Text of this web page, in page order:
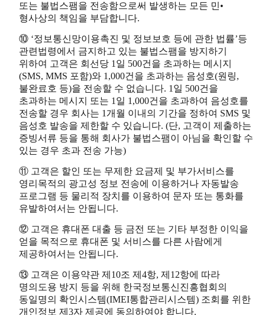
또는 불법스팸을 전송함으로써 발생하는 모든 민•
형사상의 책임을 부담합니다.
⑩ ‘정보통신망이용촉진 및 정보보호 등에 관한 법률’등
관련법령에서 금지하고 있는 불법스팸을 방지하기
위하여 고객은 회선당 1일 500건을 초과하는 메시지
(SMS, MMS 포함)와 1,000건을 초과하는 음성호(원링,
불완료호 등)을 전송할 수 없습니다. 1일 500건을
초과하는 메시지 또는 1일 1,000건을 초과하여 음성호를
전송할 경우 회사는 1개월 이내의 기간을 정하여 SMS 및
음성호 발송을 제한할 수 있습니다. (단, 고객이 제출하는
증빙서류 등을 통해 회사가 불법스팸이 아님을 확인할 수
있는 경우 초과 전송 가능)
⑪ 고객은 할인 또는 무제한 요금제 및 부가서비스를
영리목적의 광고성 정보 전송에 이용하거나 자동발송
프로그램 등 물리적 장치를 이용하여 문자 또는 통화를
유발하여서는 안됩니다.
⑫ 고객은 휴대폰 대출 등 금전 또는 기타 부정한 이익을
얻을 목적으로 휴대폰 및 서비스를 다른 사람에게
제공하여서는 안됩니다.
⑬ 고객은 이용약관 제10조 제4항, 제12항에 따라
명의도용 방지 등을 위해 한국정보통신진흥협회의
동일명의 확인시스템(IMEI통합관리시스템) 조회를 위한
개인정보 제3자 제공에 동의하여야 합니다.